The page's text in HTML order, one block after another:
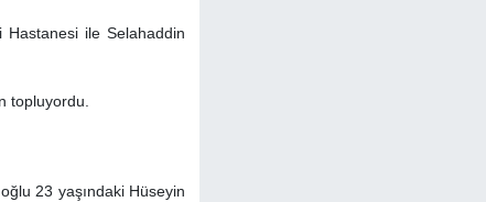
Hastanesi ile Selahaddin
topluyordu.
23 yaşındaki Hüseyin